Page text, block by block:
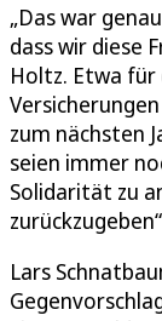
„Das war
dass wir diese
Holtz. Etwa für
zum nächsten
seien immer
Solidarität zu
Lars